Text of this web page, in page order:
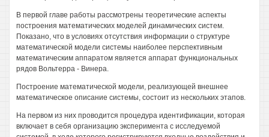
В первой главе работы рассмотрены теоретические аспекты
построения математических моделей динамических систем.
Показано, что в условиях отсутствия информации о структуре
математической модели системы наиболее перспективным
математическим аппаратом является аппарат функциональных
рядов Вольтерра - Винера.
Построение математической модели, реализующей внешнее
математическое описание системы, состоит из нескольких этапов.
На первом из них проводится процедура идентификации, которая
включает в себя организацию эксперимента с исследуемой